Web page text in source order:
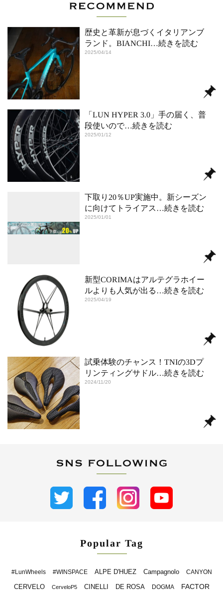
歴史と革新が息づくイタリアンブ
ランド。BIANCHI…続きを読む
2025/04/14
「LUN HYPER 3.0」手の届く、普
段使いので…続きを読む
2025/01/12
下取り20％UP実施中。新シーズン
に向けてトライアス …続きを読む
2025/01/01
新型CORIMAはアルテグラホイー
ルよりも人気が出る …続きを読む
2025/04/19
試乗体験のチャンス！TNIの3Dプ
リンティングサドル…続きを読む
2024/11/20
Popular Tag
#LunWheels #WINSPACE ALPE D'HUEZ Campagnolo CANYON
CERVELO CerveloP5 CINELLI DE ROSA DOGMA FACTOR